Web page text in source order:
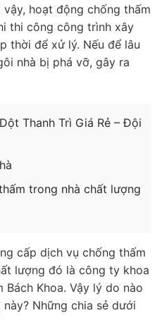
hoạt động chống thấm
thi công công trình xây
thời để xử lý. Nếu để lâu
nhà bị phá vỡ, gây ra
Thanh Trì Giá Rẻ – Đội
trong nhà chất lượng
cấp dịch vụ chống thấm
lượng đó là công ty khoa
Khoa. Vậy lý do nào
Những chia sẻ dưới